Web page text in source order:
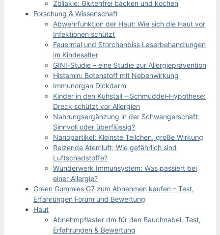
Zöliakie: Glutenfrei backen und kochen
Forschung & Wissenschaft
Abwehrfunktion der Haut: Wie sich die Haut vor
Infektionen schützt
Feuermal und Storchenbiss Laserbehandlungen
im Kindesalter
GINI-Studie – eine Studie zur Allergieprävention
Histamin: Botenstoff mit Nebenwirkung
Immunorgan Dickdarm
Kinder in den Kuhstall – Schmuddel-Hypothese:
Dreck schützt vor Allergien
Nahrungsergänzung in der Schwangerschaft:
Sinnvoll oder überflüssig?
Nanopartikel: Kleinste Teilchen, große Wirkung
Reizende Atemluft: Wie gefährlich sind
Luftschadstoffe?
Wunderwerk Immunsystem: Was passiert bei
einer Allergie?
Green Gummies G7 zum Abnehmen kaufen – Test,
Erfahrungen Forum und Bewertung
Haut
Abnehmpflaster dm für den Bauchnabel: Test,
Erfahrungen & Bewertung